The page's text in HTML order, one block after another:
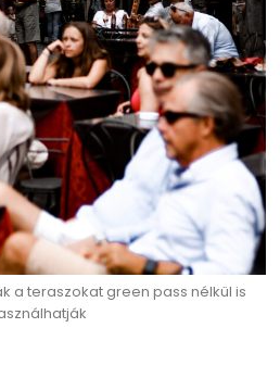
a teraszokat green pass nélkül is